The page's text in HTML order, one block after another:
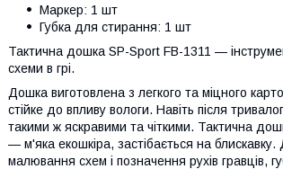
Маркер: 1 шт
Губка для стирання: 1 шт
Тактична дошка SP-Sport FB-1311 —
схеми в грі.
Дошка виготовлена з легкого та міцного
стійке до впливу вологи. Навіть після
такими ж яскравими та чіткими. Тактична
— м'яка екошкіра, застібається на
малювання схем і позначення рухів гравців,